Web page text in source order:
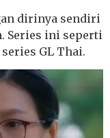
dirinya sendiri
Series ini seperti
GL Thai.